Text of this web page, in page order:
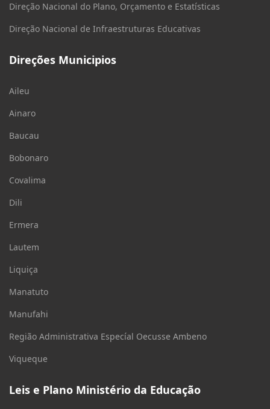
Direção Nacional do Plano, Orçamento e Estatísticas
Direção Nacional de Infraestruturas Educativas
Direções Municipios
Aileu
Ainaro
Baucau
Bobonaro
Covalima
Dili
Ermera
Lautem
Liquiça
Manatuto
Manufahi
Região Administrativa Especíal Oecusse Ambeno
Viqueque
Leis e Plano Ministério da Educação